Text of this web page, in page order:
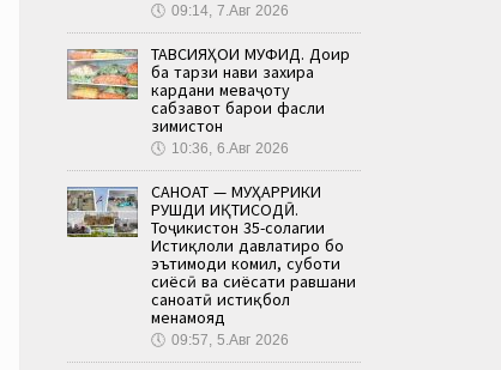
🕔 09:14, 7.Авг 2026
ТАВСИЯҲОИ МУФИД. Доир
ба тарзи нави захира
кардани меваҷоту
сабзавот барои фасли
зимистон
🕔 10:36, 6.Авг 2026
САНОАТ — МУҲАРРИКИ
РУШДИ ИҚТИСОДӢ.
Тоҷикистон 35-солагии
Истиқлоли давлатиро бо
эътимоди комил, суботи
сиёсӣ ва сиёсати равшани
саноатӣ истиқбол
менамояд
🕔 09:57, 5.Авг 2026